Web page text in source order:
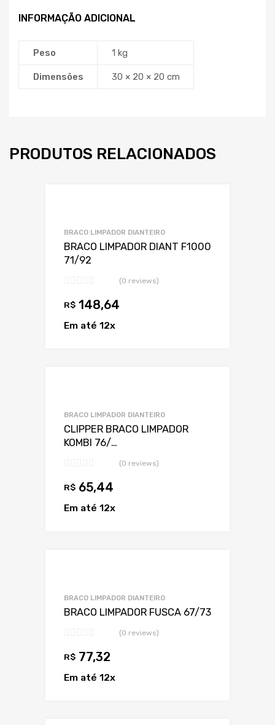
INFORMAÇÃO ADICIONAL
Peso 1 kg
Dimensões 30 × 20 × 20 cm
PRODUTOS RELACIONADOS
BRACO LIMPADOR DIANTEIRO
BRACO LIMPADOR DIANT F1000
71/92
(0 reviews)
R$ 148,64
Em até 12x
BRACO LIMPADOR DIANTEIRO
CLIPPER BRACO LIMPADOR
KOMBI 76/…
(0 reviews)
R$ 65,44
Em até 12x
BRACO LIMPADOR DIANTEIRO
BRACO LIMPADOR FUSCA 67/73
(0 reviews)
R$ 77,32
Em até 12x